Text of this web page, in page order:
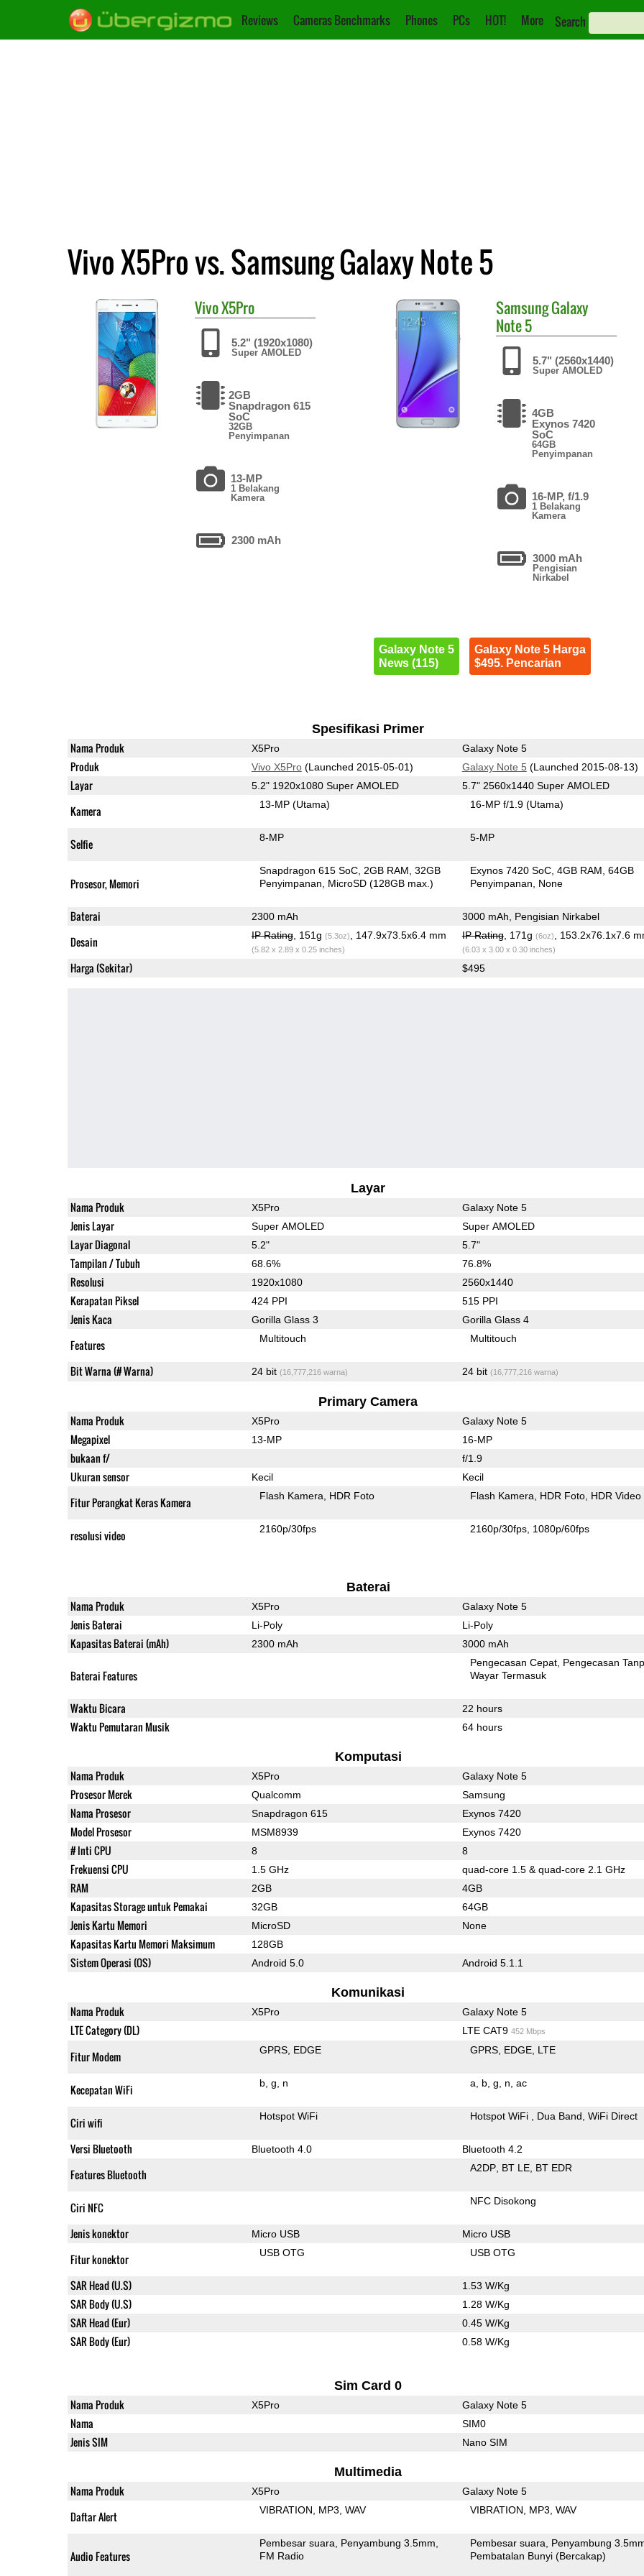
Reviews Cameras Benchmarks Phones PCs HOT! More Search
Vivo X5Pro vs. Samsung Galaxy Note 5
VivoX5Pro
5.2" (1920x1080)
Super AMOLED
2GB
Snapdragon 615
SoC
32GB
Penyimpanan
13-MP
1 Belakang
Kamera
2300 mAh
SamsungGalaxy
Note 5
5.7" (2560x1440)
Super AMOLED
4GB
Exynos 7420
SoC
64GB
Penyimpanan
16-MP, f/1.9
1 Belakang
Kamera
3000 mAh
Pengisian
Nirkabel
Galaxy Note 5
News (115)
Galaxy Note 5 Harga
$495. Pencarian
Spesifikasi Primer
Nama Produk X5Pro Galaxy Note 5
Produk Vivo X5Pro(Launched 2015-05-01) Galaxy Note 5 (Launched 2015-08-13)
Layar 5.2" 1920x1080 Super AMOLED 5.7" 2560x1440 Super AMOLED
Kamera 13-MP(Utama) 16-MP f/1.9(Utama)
Selfie 8-MP 5-MP
Prosesor, Memori
Snapdragon 615 SoC 2GB RAM 32GB
Penyimpanan
MicroSD (128GB max.)
Exynos 7420 SoC 4GB RAM 64GB
Penyimpanan
None
Baterai 2300 mAh 3000 mAh, Pengisian Nirkabel
Desain IP Rating, 151g (5.3oz) , 147.9x73.5x6.4 mm
(5.82 x 2.89 x 0.25 inches)
IP Rating, 171g (6oz) , 153.2x76.1x7.6
(6.03 x 3.00 x 0.30 inches)
Harga (Sekitar) $495
Layar
Nama Produk X5Pro Galaxy Note 5
Jenis Layar Super AMOLED Super AMOLED
Layar Diagonal 5.2" 5.7"
Tampilan / Tubuh 68.6% 76.8%
Resolusi 1920x1080 2560x1440
Kerapatan Piksel 424 PPI 515 PPI
Jenis Kaca Gorilla Glass 3 Gorilla Glass 4
Features Multitouch Multitouch
Bit Warna (# Warna) 24 bit (16,777,216 warna) 24 bit (16,777,216 warna)
Primary Camera
Nama Produk X5Pro Galaxy Note 5
Megapixel 13-MP 16-MP
bukaan f/ f/1.9
Ukuran sensor Kecil Kecil
Fitur Perangkat Keras Kamera Flash Kamera HDR Foto Flash Kamera HDR Foto HDR Video
resolusi video 2160p/30fps 2160p/30fps 1080p/60fps
Baterai
Nama Produk X5Pro Galaxy Note 5
Jenis Baterai Li-Poly Li-Poly
Kapasitas Baterai (mAh) 2300 mAh 3000 mAh
Baterai Features
Pengecasan Cepat Pengecasan
Wayar Termasuk
Waktu Bicara 22 hours
Waktu Pemutaran Musik 64 hours
Komputasi
Nama Produk X5Pro Galaxy Note 5
Prosesor Merek Qualcomm Samsung
Nama Prosesor Snapdragon 615 Exynos 7420
Model Prosesor MSM8939 Exynos 7420
# Inti CPU 8 8
Frekuensi CPU 1.5 GHz quad-core 1.5 & quad-core 2.1 GHz
RAM 2GB 4GB
Kapasitas Storage untuk Pemakai 32GB 64GB
Jenis Kartu Memori MicroSD None
Kapasitas Kartu Memori Maksimum 128GB
Sistem Operasi (OS) Android 5.0 Android 5.1.1
Komunikasi
Nama Produk X5Pro Galaxy Note 5
LTE Category (DL) LTE CAT9 452 Mbps
Fitur Modem GPRS EDGE GPRS EDGE LTE
Kecepatan WiFi b g n a b g n ac
Ciri wifi Hotspot WiFi Hotspot WiFi Dua Band WiFi Direct
Versi Bluetooth Bluetooth 4.0 Bluetooth 4.2
Features Bluetooth A2DP BT LE BT EDR
Ciri NFC NFC Disokong
Jenis konektor Micro USB Micro USB
Fitur konektor USB OTG USB OTG
SAR Head (U.S) 1.53 W/Kg
SAR Body (U.S) 1.28 W/Kg
SAR Head (Eur) 0.45 W/Kg
SAR Body (Eur) 0.58 W/Kg
Sim Card 0
Nama Produk X5Pro Galaxy Note 5
Nama SIM0
Jenis SIM Nano SIM
Multimedia
Nama Produk X5Pro Galaxy Note 5
Daftar Alert VIBRATION MP3 WAV VIBRATION MP3 WAV
Audio Features
Pembesar suara
Penyambung 3.5mm
FM Radio
Pembesar suara
Penyambung
Pembatalan Bunyi (Bercakap)